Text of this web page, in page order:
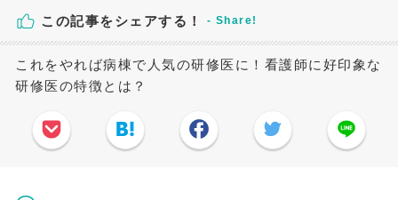
この記事をシェアする！
これをやれば病棟で人気の研修医に！看護師に好印象な
研修医の特徴とは？